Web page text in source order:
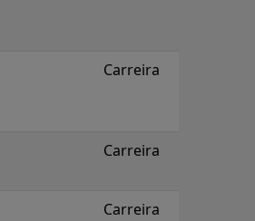
Carreira
Carreira
Carreira